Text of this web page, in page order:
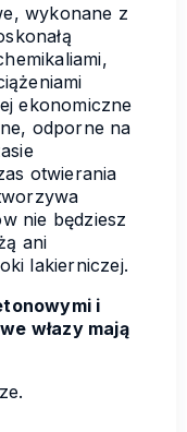
wykonane z
ekonomiczne
odporne na
otwierania
nie będziesz
ani
lakierniczej.
i
włazy mają